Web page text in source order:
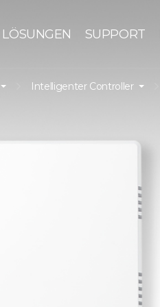
LÖSUNGEN SUPPORT
Intelligenter Controller